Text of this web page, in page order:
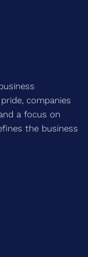
companies
a focus on
the business